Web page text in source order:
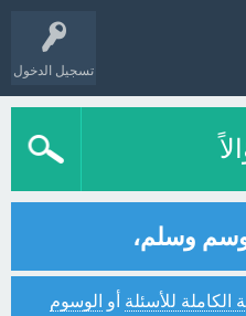
تسجيل الدخول
وسم وسلم،
الكاملة للأسئلة أو الوسوم